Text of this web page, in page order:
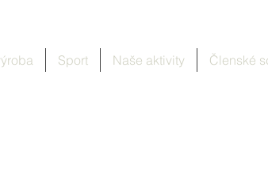
Sport Naše aktivity Členské